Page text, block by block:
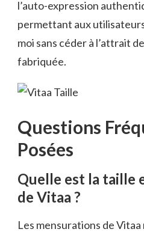
l’auto-expression
permettant aux
moi sans céder à l’attrait
fabriquée.
Questions
Posées
Quelle est la taille
de Vitaa ?
Les mensurations de